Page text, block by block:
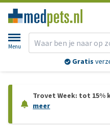
Menu
Gratis
Trovet Week: tot
meer